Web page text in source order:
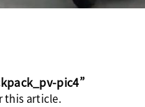
pic4”
this article.